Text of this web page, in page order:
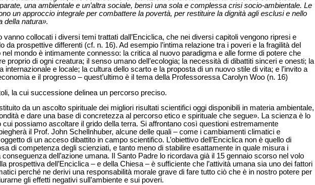
una ambientale e un’altra sociale, bensì una sola e complessa crisi socio-ambientale. Le
un approccio integrale per combattere la povertà, per restituire la dignità agli esclusi e nello
della natura».
vanno collocati i diversi temi trattati dall’Enciclica, che nei diversi capitoli vengono ripresi e
da prospettive differenti (cf. n. 16). Ad esempio l’intima relazione tra i poveri e la fragilità del
mondo è intimamente connesso: la critica al nuovo paradigma e alle forme di potere che
proprio di ogni creatura; il senso umano dell’ecologia; la necessità di dibattiti sinceri e onesti; la
internazionale e locale; la cultura dello scarto e la proposta di un nuovo stile di vita; e l’invito a
e il progresso – quest’ultimo è il tema della Professoressa Carolyn Woo (n. 16)
la cui successione delinea un percorso preciso.
da un ascolto spirituale dei migliori risultati scientifici oggi disponibili in materia ambientale,
e dare una base di concretezza al percorso etico e spirituale che segue». La scienza è lo
possiamo ascoltare il grido della terra. Si affrontano così questioni estremamente
il Prof. John Schellnhuber, alcune delle quali – come i cambiamenti climatici e
di un acceso dibattito in campo scientifico. L’obiettivo dell’Enciclica non è quello di
di competenza degli scienziati, e tanto meno di stabilire esattamente in quale misura i
dell’azione umana. Il Santo Padre lo ricordava già il 15 gennaio scorso nel volo
prospettiva dell’Enciclica – e della Chiesa – è sufficiente che l’attività umana sia uno dei fattori
perché ne derivi una responsabilità morale grave di fare tutto ciò che è in nostro potere per
gli effetti negativi sull’ambiente e sui poveri.